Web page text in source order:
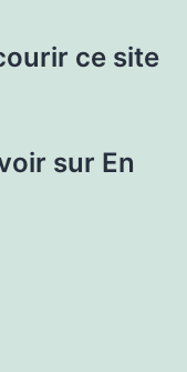
ce site
sur En